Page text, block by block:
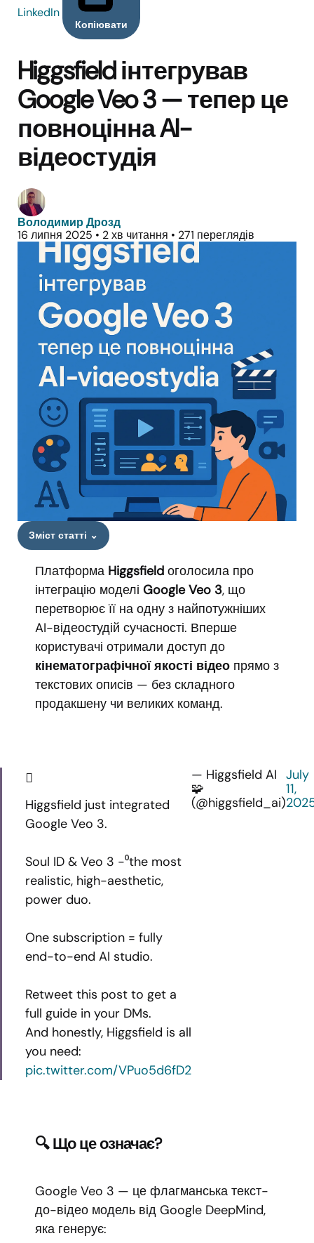
LinkedIn
Копіювати
Higgsfield інтегрував
Google Veo 3 — тепер це
повноцінна AI-
відеостудія
Володимир Дрозд
16 липня 2025 • 2 хв читання • 271 переглядів
Зміст статті ⌄
Платформа Higgsfield оголосила про
інтеграцію моделі Google Veo 3, що
перетворює її на одну з найпотужніших
AI-відеостудій сучасності. Вперше
користувачі отримали доступ до
кінематографічної якості відео прямо з
текстових описів — без складного
продакшену чи великих команд.
Higgsfield just integrated
Google Veo 3.
Soul ID & Veo 3 -⁰the most
realistic, high-aesthetic,
power duo.
One subscription = fully
end-to-end AI studio.
Retweet this post to get a
full guide in your DMs.
And honestly, Higgsfield is all
you need:
pic.twitter.com/VPuo5d6fD2
— Higgsfield AI
🧩
(@higgsfield_ai)
July
11,
🔍 Що це означає?
Google Veo 3 — це флагманська текст-
до-відео модель від Google DeepMind,
яка генерує: